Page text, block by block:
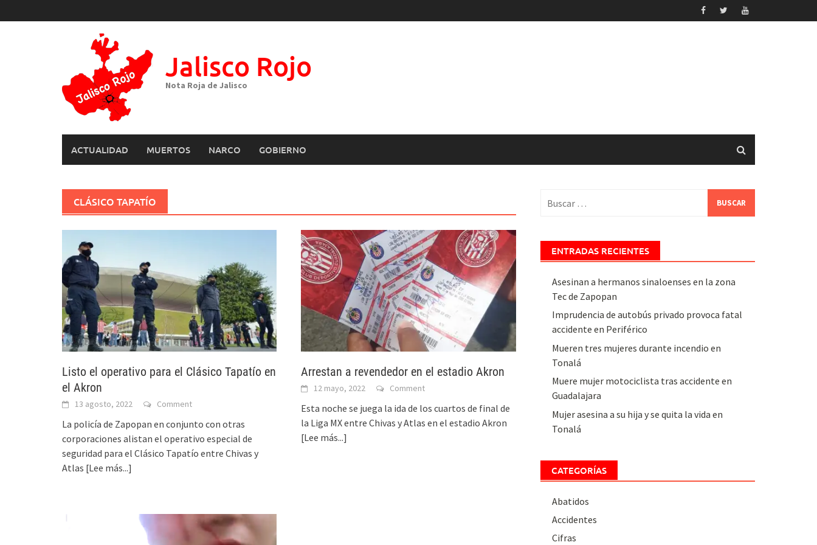
to
Jalisco Rojo
Nota Roja de Jalisco
ACTUALIDAD MUERTOS NARCO GOBIERNO
CLÁSICO TAPATÍO
Listo el operativo para el Clásico Tapatío en
el Akron
13 agosto, 2022 Comment
La policía de Zapopan en conjunto con otras
corporaciones alistan el operativo especial de
seguridad para el Clásico Tapatío entre Chivas y
Atlas [Lee más...]
Arrestan a revendedor en el estadio Akron
12 mayo, 2022 Comment
Esta noche se juega la ida de los cuartos de final de
la Liga MX entre Chivas y Atlas en el estadio Akron
[Lee más...]
ENTRADAS RECIENTES
Asesinan a hermanos sinaloenses en la zona
Tec de Zapopan
Imprudencia de autobús privado provoca fatal
accidente en Periférico
Mueren tres mujeres durante incendio en
Tonalá
Muere mujer motociclista tras accidente en
Guadalajara
Mujer asesina a su hija y se quita la vida en
Tonalá
CATEGORÍAS
Abatidos
Accidentes
Cifras